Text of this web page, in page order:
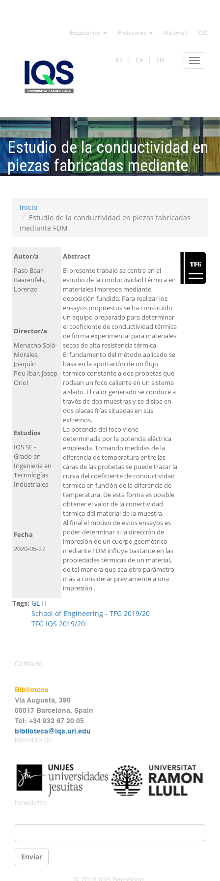
Estudiantes Profesores Webmail IQS
Toggle
ES CA EN
Estudio de la conductividad en
piezas fabricadas mediante
Inicio
Estudio de la conductividad en piezas fabricadas
mediante FDM
Autor/a
Paso Baar-
Baarenfels,
Lorenzo
Abstract
El presente trabajo se centra en el
estudio de la conductividad térmica en
materiales impresos mediante
deposición fundida. Para realizar los
ensayos propuestos se ha construido
un equipo preparado para determinar
el coeficiente de conductividad térmica
de forma experimental para materiales
secos de alta resistencia térmica.
El fundamento del método aplicado se
basa en la aportación de un flujo
térmico constante a dos probetas que
rodean un foco caliente en un sistema
aislado. El calor generado se conduce a
través de dos muestras y se disipa en
dos placas frías situadas en sus
extremos.
La potencia del foco viene
determinada por la potencia eléctrica
empleada. Tomando medidas de la
diferencia de temperatura entre las
caras de las probetas se puede trazar la
curva del coeficiente de conductividad
térmica en función de la diferencia de
temperatura. De esta forma es posible
obtener el valor de la conectividad
térmica del material de la muestra.
Al final el motivo de estos ensayos es
poder determinar si la dirección de
impresión de un cuerpo geométrico
mediante FDM influye bastante en las
propiedades térmicas de un material,
de tal manera que sea otro parámetro
más a considerar previamente a una
impresión .
Director/a
Menacho Solà-
Morales,
Joaquín
Pou Ibar, Josep
Oriol
Estudios
IQS SE -
Grado en
Ingeniería en
Tecnologías
Industriales
Fecha
2020-05-27
Tags: GETI
School of Engineering - TFG 2019/20
TFG IQS 2019/20
Contacto
Biblioteca
Via Augusta, 390
08017 Barcelona, Spain
Tel: +34 932 67 20 05
biblioteca@iqs.url.edu
Miembro de
Newsletter
Enviar